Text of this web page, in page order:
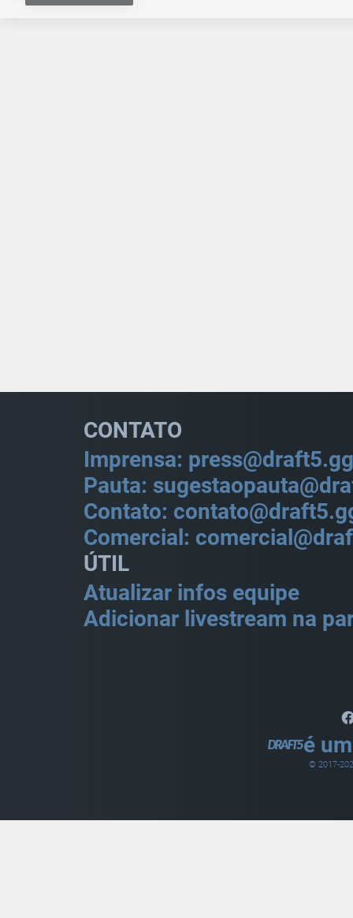
CONTATO
Imprensa: press@draft5.gg
Pauta:
Contato:
Comercial:
ÚTIL
Atualizar infos equipe
Adicionar livestream na
é
© 2017-